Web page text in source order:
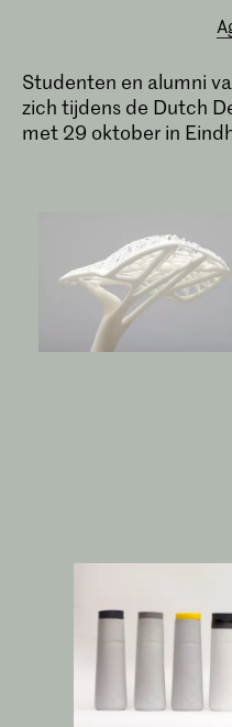
Studenten en alumni
zich tijdens de Dutch
met 29 oktober in